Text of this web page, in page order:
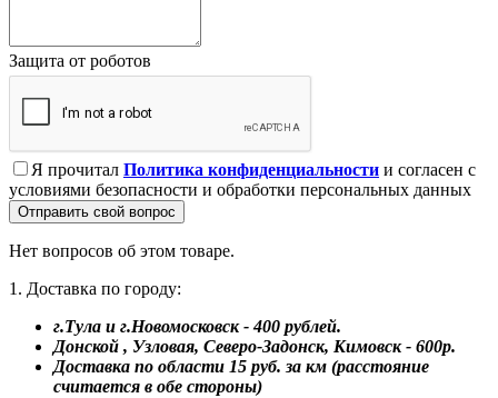
Защита от роботов
Я прочитал Политика конфиденциальности и согласен с
условиями безопасности и обработки персональных данных
Отправить свой вопрос
Нет вопросов об этом товаре.
1. Доставка по городу:
г.Тула и г.Новомосковск - 400 рублей.
Донской , Узловая, Северо-Задонск, Кимовск - 600р.
Доставка по области 15 руб. за км (расстояние
считается в обе стороны)